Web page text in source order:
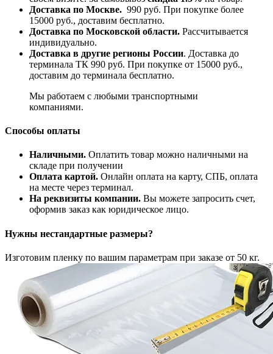
Доставка по Москве. 990 руб. При покупке более
15000 руб., доставим бесплатно.
Доставка по Московской области. Рассчитывается
индивидуально.
Доставка в другие регионы России. Доставка до
терминала ТК 990 руб. При покупке от 15000 руб.,
доставим до терминала бесплатно.
Мы работаем с любыми транспортными
компаниями.
Способы оплаты
Наличными. Оплатить товар можно наличными на
складе при получении
Оплата картой. Онлайн оплата на карту, СПБ, оплата
на месте через терминал.
На реквизиты компании. Вы можете запросить счет,
оформив заказ как юридическое лицо.
Нужны нестандартные размеры?
Изготовим пленку по вашим параметрам при заказе от 50 кг.